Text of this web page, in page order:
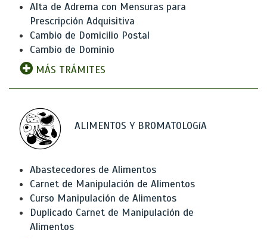
Alta de Adrema con Mensuras para
Prescripción Adquisitiva
Cambio de Domicilio Postal
Cambio de Dominio
MÁS TRÁMITES
ALIMENTOS Y BROMATOLOGíA
Abastecedores de Alimentos
Carnet de Manipulación de Alimentos
Curso Manipulación de Alimentos
Duplicado Carnet de Manipulación de
Alimentos